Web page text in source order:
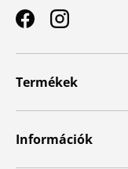
FacebookInstagram
Termékek
Információk